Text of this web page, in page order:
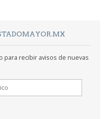
para recibir avisos de nuevas